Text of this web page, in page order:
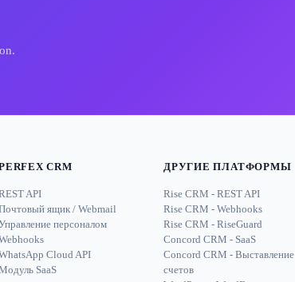
CRM
API
ящик / Webmail
персоналом
Cloud API
SaaS
ДРУГИЕ ПЛАТФОРМЫ
Rise CRM - REST API
Rise CRM - Webhooks
Rise CRM - RiseGuard
Concord CRM - SaaS
Concord CRM - Выставление
счетов